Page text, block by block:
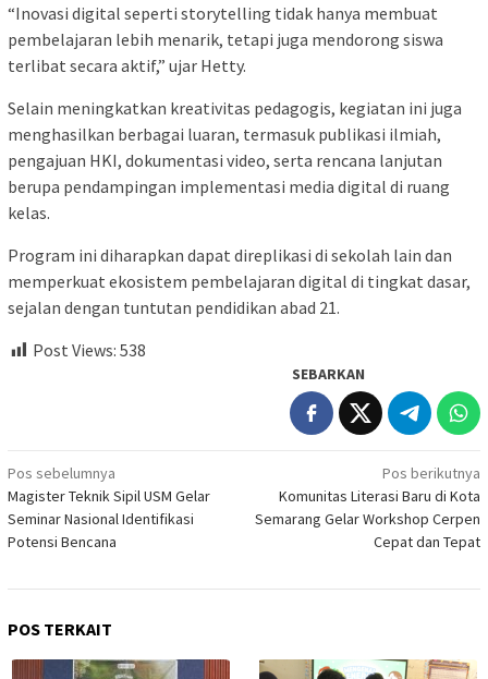
“Inovasi digital seperti storytelling tidak hanya membuat
pembelajaran lebih menarik, tetapi juga mendorong siswa
terlibat secara aktif,” ujar Hetty.
Selain meningkatkan kreativitas pedagogis, kegiatan ini juga
menghasilkan berbagai luaran, termasuk publikasi ilmiah,
pengajuan HKI, dokumentasi video, serta rencana lanjutan
berupa pendampingan implementasi media digital di ruang
kelas.
Program ini diharapkan dapat direplikasi di sekolah lain dan
memperkuat ekosistem pembelajaran digital di tingkat dasar,
sejalan dengan tuntutan pendidikan abad 21.
Post Views: 538
SEBARKAN
Navigasi
pos
Pos sebelumnya
Magister Teknik Sipil USM Gelar
Seminar Nasional Identifikasi
Potensi Bencana
Pos berikutnya
Komunitas Literasi Baru di Kota
Semarang Gelar Workshop Cerpen
Cepat dan Tepat
POS TERKAIT